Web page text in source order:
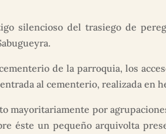
silencioso del trasiego de
de la parroquia, los
al cementerio, realizada en
mayoritariamente por
éste un pequeño arquivolta